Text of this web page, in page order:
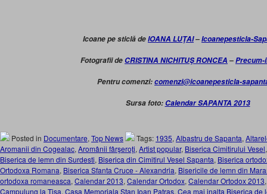
Icoane pe sticlă deIOANA LUŢAI–Icoanepesticla-
Fotografii de CRISTINA NICHITUŞ RONCEA –Precum-
Pentru comenzi:comenzi@icoanepesticla-
Sursa foto: Calendar SAPANTA 2013
Posted in Documentare, Top News Tags: 1935, Albastru de Sapanta,
Aromanii din Cogealac, Aromânii fârşeroţi, Artist popular, Biserica Cimitirului Vesel
Biserica de lemn din Surdesti, Biserica din Cimitirul Vesel Sapanta, Biserica
Ortodoxa Romana, Biserica Sfanta Cruce - Alexandria, Bisericile de lemn din
ortodoxa romaneasca, Calendar 2013, Calendar Ortodox, Calendar Ortodox 2013
Campulung la Tisa, Casa Memoriala Stan Ioan Patras, Cea mai inalta Biserica de